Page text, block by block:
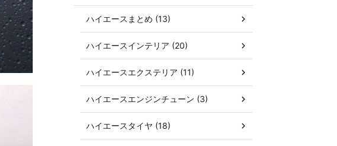
ハイエースまとめ (13)
ハイエースインテリア (20)
ハイエースエクステリア (11)
ハイエースエンジンチューン (3)
ハイエースタイヤ (18)